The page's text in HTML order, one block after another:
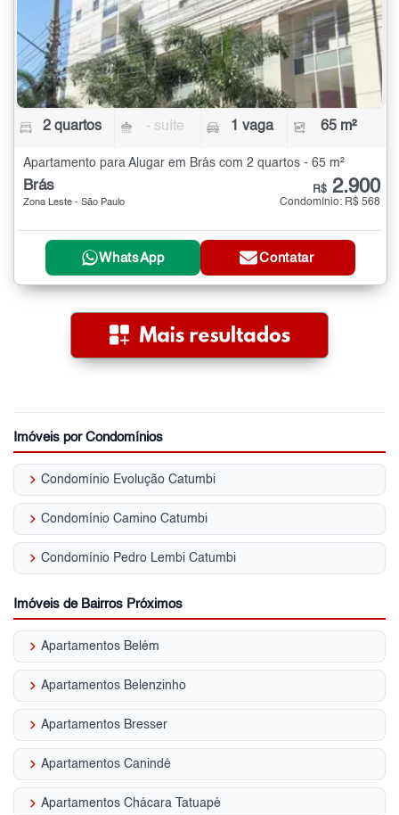
2 quartos - suíte 1 vaga 65 m²
Apartamento para Alugar em Brás com 2 quartos - 65 m²
Brás
Zona Leste - São Paulo
R$ 2.900
Condomínio: R$ 568
WhatsApp Contatar
Imóveis por Condomínios
keyboard_arrow_right Condomínio Evolução Catumbi
keyboard_arrow_right Condomínio Camino Catumbi
keyboard_arrow_right Condomínio Pedro Lembi Catumbi
Imóveis de Bairros Próximos
keyboard_arrow_right Apartamentos Belém
keyboard_arrow_right Apartamentos Belenzinho
keyboard_arrow_right Apartamentos Bresser
keyboard_arrow_right Apartamentos Canindé
keyboard_arrow_right Apartamentos Chácara Tatuapé